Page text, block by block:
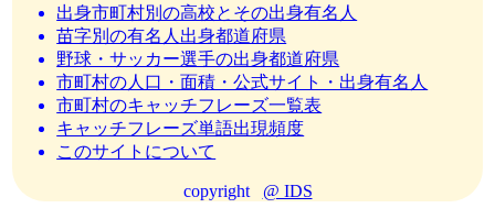
出身市町村別の高校とその出身有名人
苗字別の有名人出身都道府県
野球・サッカー選手の出身都道府県
市町村の人口・面積・公式サイト・出身有名人
市町村のキャッチフレーズ一覧表
キャッチフレーズ単語出現頻度
このサイトについて
copyright @ IDS